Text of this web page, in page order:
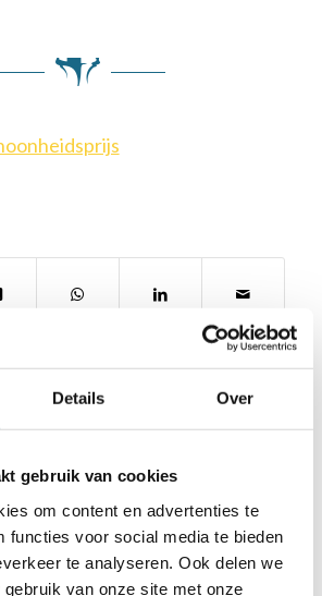
Details Over
gebruik van cookies
om content en advertenties te
functies voor social media te bieden
te analyseren. Ook delen we
van onze site met onze
gemaakt door: